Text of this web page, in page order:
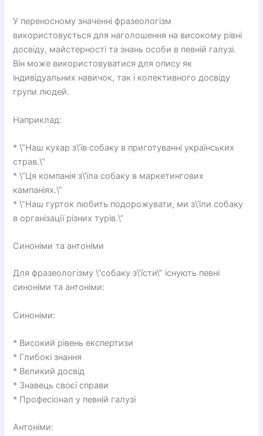
У переносному значенні фразеологізм
використовується для наголошення на високому рівні
досвіду, майстерності та знань особи в певній галузі.
Він може використовуватися для опису як
індивідуальних навичок, так і колективного досвіду
групи людей.
Наприклад:
* \”Наш кухар з\’їв собаку в приготуванні українських
страв.\”
* \”Ця компанія з\’їла собаку в маркетингових
кампаніях.\”
* \”Наш гурток любить подорожувати, ми з\’їли собаку
в організації різних турів.\”
Синоніми та антоніми
Для фразеологізму \”собаку з\’їсти\” існують певні
синоніми та антоніми:
Синоніми:
* Високий рівень експертизи
* Глибокі знання
* Великий досвід
* Знавець своєї справи
* Професіонал у певній галузі
Антоніми: